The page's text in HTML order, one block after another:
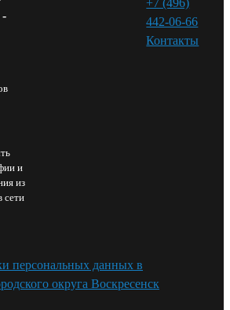
-
и
из
сети
442-06-66
Контакты⁠
персональных данных в
округа Воскресенск